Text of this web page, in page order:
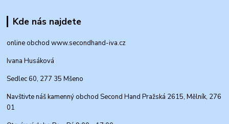
Kde nás najdete
online obchod www.secondhand-iva.cz
Ivana Husáková
Sedlec 60, 277 35 Mšeno
Navštivte náš kamenný obchod Second Hand Pražská 2615, Mělník, 276
01